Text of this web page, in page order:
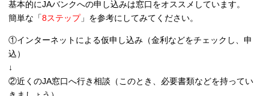
基本的にJAバンクへの申し込みは窓口をオススメしています。
簡単な「8ステップ」を参考にしてみてください。
①インターネットによる仮申し込み（金利などをチェックし、申
込）
↓
②近くのJA窓口へ行き相談（このとき、必要書類などを持ってい